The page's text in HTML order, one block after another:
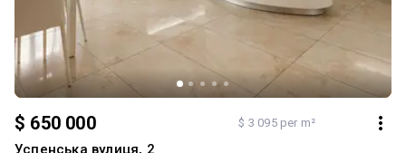
$ 650 000 $ 3 095 per m²
Успенська вулиця, 2